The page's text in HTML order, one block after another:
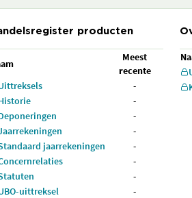
producten
Meest
recente
-
-
-
-
jaarrekeningen
-
-
-
uittreksel
-